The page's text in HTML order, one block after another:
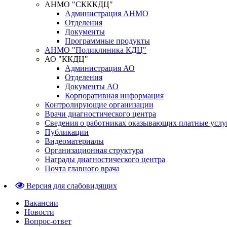
АНМО "СКККДЦ"
Администрация АНМО
Отделения
Документы
Программные продукты
АНМО "Поликлиника КДЦ"
АО "ККДЦ"
Администрация АО
Отделения
Документы АО
Корпоративная информация
Контролирующие организации
Врачи диагностического центра
Сведения о работниках оказывающих платные
Публикации
Видеоматериалы
Организационная структура
Награды диагностического центра
Почта главного врача
Версия для слабовидящих
Вакансии
Новости
Вопрос-ответ